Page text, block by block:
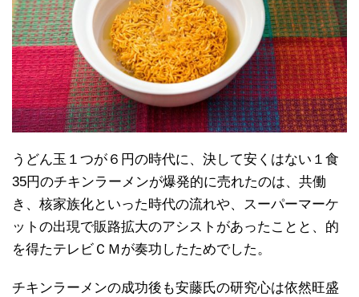
うどん玉１つが６円の時代に、決して安くはない１食
35円のチキンラーメンが爆発的に売れたのは、共働
き、核家族化といった時代の流れや、スーパーマーケ
ットの出現で販路拡大のアシストがあったことと、的
を得たテレビＣＭが奏功したためでした。
チキンラーメンの成功後も安藤氏の研究心は依然旺盛